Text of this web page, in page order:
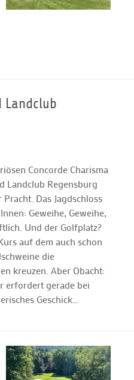
Landclub
Concorde Charisma
Landclub Regensburg
Das Jagdschloss
Geweihe, Geweihe,
Und der Golfplatz?
auf dem auch schon
die
kreuzen. Aber Obacht:
erfordert gerade bei
Geschick…